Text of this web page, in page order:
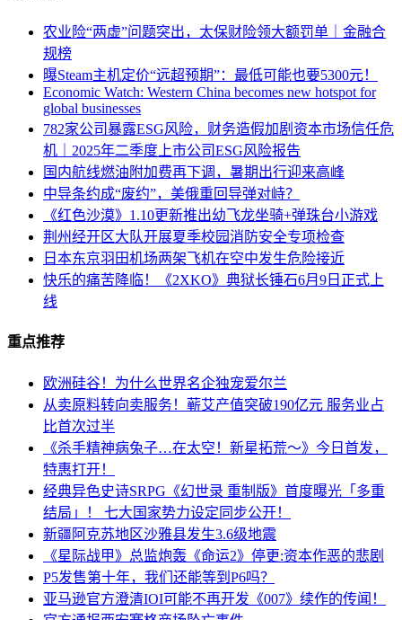
农业险“两虚”问题突出，太保财险领大额罚单｜金融合
规榜
曝Steam主机定价“远超预期”：最低可能也要5300元！
Economic Watch: Western China becomes new hotspot for
global businesses
782家公司暴露ESG风险，财务造假加剧资本市场信任危
机｜2025年二季度上市公司ESG风险报告
国内航线燃油附加费再下调，暑期出行迎来高峰
中导条约成“废约”，美俄重回导弹对峙？
《红色沙漠》1.10更新推出幼飞龙坐骑+弹珠台小游戏
荆州经开区大队开展夏季校园消防安全专项检查
日本东京羽田机场两架飞机在空中发生危险接近
快乐的痛苦降临！《2XKO》典狱长锤石6月9日正式上
线
重点推荐
欧洲硅谷！为什么世界名企独宠爱尔兰
从卖原料转向卖服务！蕲艾产值突破190亿元 服务业占
比首次过半
《杀手精神病兔子…在太空！新星拓荒～》今日首发，
特惠打开！
经典异色史诗SRPG《幻世录 重制版》首度曝光「多重
结局」！ 七大国家势力设定同步公开！
新疆阿克苏地区沙雅县发生3.6级地震
《星际战甲》总监炮轰《命运2》停更:资本作恶的悲剧
P5发售第十年，我们还能等到P6吗？
亚马逊官方澄清IOI可能不再开发《007》续作的传闻！